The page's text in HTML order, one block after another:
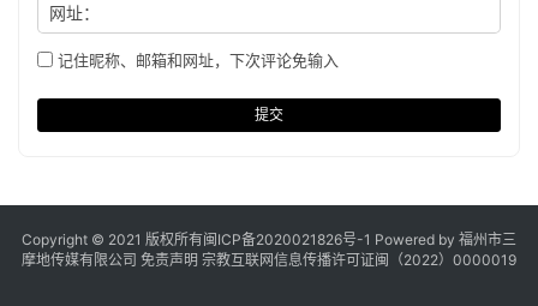
网址：
记住昵称、邮箱和网址，下次评论免输入
提交
Copyright © 2021 版权所有闽ICP备2020021826号-1 Powered by 福州市三
摩地传媒有限公司 免责声明 宗教互联网信息传播许可证闽（2022）0000019